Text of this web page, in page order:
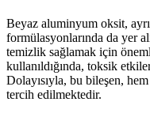
Beyaz aluminyum oksit,
formülasyonlarında da yer
temizlik sağlamak için
kullanıldığında, toksik
Dolayısıyla, bu bileşen,
tercih edilmektedir.